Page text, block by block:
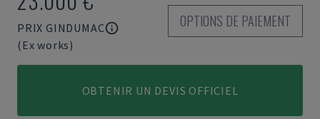
PRIX GINDUMAC
(Ex works)
OPTIONS DE PAIEMENT
OBTENIR UN DEVIS OFFICIEL